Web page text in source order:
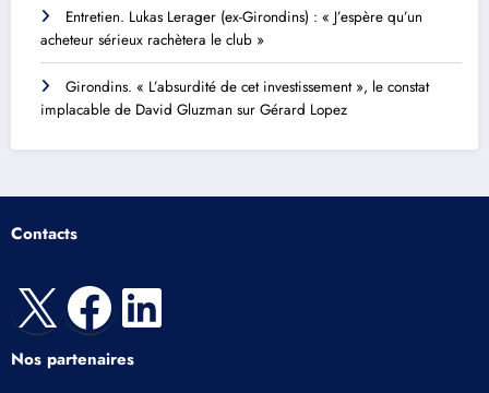
Entretien. Lukas Lerager (ex-Girondins) : « J’espère qu’un
acheteur sérieux rachètera le club »
Girondins. « L’absurdité de cet investissement », le constat
implacable de David Gluzman sur Gérard Lopez
Contacts
X Facebook
LinkedIn
Nos partenaires